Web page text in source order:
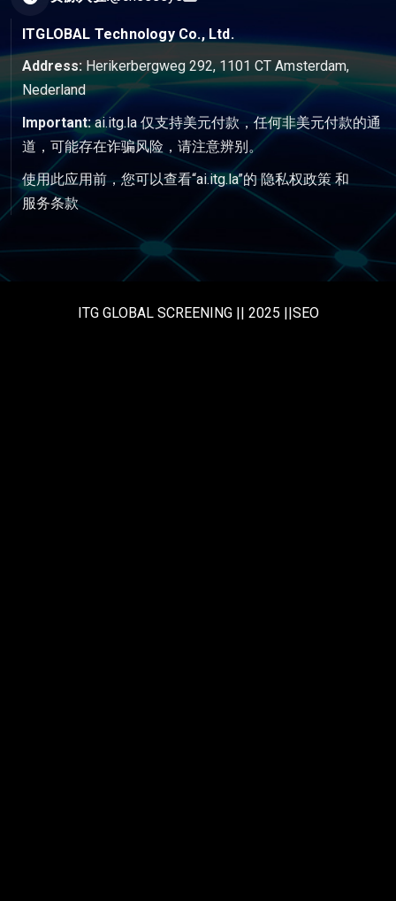
ITGLOBAL Technology Co., Ltd.
Address: Herikerbergweg 292, 1101 CT Amsterdam,
Nederland
Important:ai.itg.la 仅支持美元付款，任何非美元付款的通
道，可能存在诈骗风险，请注意辨别。
使用此应用前，您可以查看“ai.itg.la”的隐私权政策和
服务条款
ITG GLOBAL SCREENING || 2025 ||SEO